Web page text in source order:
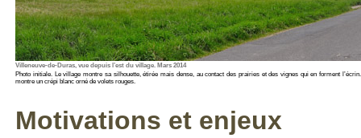
Villeneuve-de-Duras, vue depuis l’est du village. Mars 2014
Photo initiale. Le village montre sa silhouette, étirée mais dense, au contact des prairies et des vignes qui en forment
montre un crépi blanc orné de volets rouges.
Motivations et enjeux